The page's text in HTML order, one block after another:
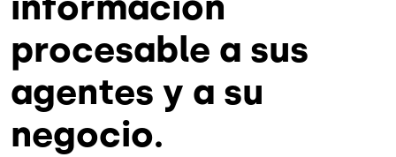
procesable a sus
agentes y a su
negocio.